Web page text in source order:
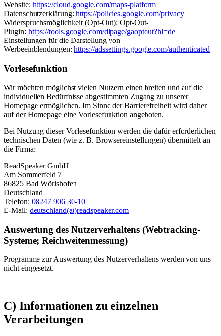
Website: https://cloud.google.com/maps-platform
Datenschutzerklärung: https://policies.google.com/privacy
Widerspruchsmöglichkeit (Opt-Out): Opt-Out-
Plugin: https://tools.google.com/dlpage/gaoptout?hl=de
Einstellungen für die Darstellung von
Werbeeinblendungen: https://adssettings.google.com/authenticated
Vorlesefunktion
Wir möchten möglichst vielen Nutzern einen breiten und auf die
individuellen Bedürfnisse abgestimmten Zugang zu unserer
Homepage ermöglichen. Im Sinne der Barrierefreiheit wird daher
auf der Homepage eine Vorlesefunktion angeboten.
Bei Nutzung dieser Vorlesefunktion werden die dafür erforderlichen
technischen Daten (wie z. B. Browsereinstellungen) übermittelt an
die Firma:
ReadSpeaker GmbH
Am Sommerfeld 7
86825 Bad Wörishofen
Deutschland
Telefon: 08247 906 30-10
E-Mail: deutschland(at)readspeaker.com
Auswertung des Nutzerverhaltens (Webtracking-
Systeme; Reichweitenmessung)
Programme zur Auswertung des Nutzerverhaltens werden von uns
nicht eingesetzt.
C) Informationen zu einzelnen
Verarbeitungen